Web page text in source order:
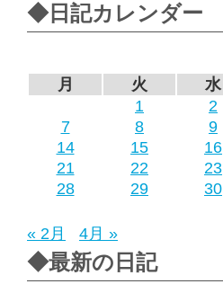
◆日記カレンダー
月
火 水
1
2
7
8 9
14
15 16
21
22 23
28
29 30
« 2月 4月 »
◆最新の日記